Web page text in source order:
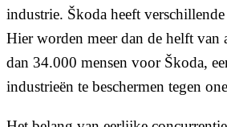
industrie. Škoda heeft
Hier worden meer dan de helft van
dan 34.000 mensen voor Škoda,
industrieën te beschermen tegen